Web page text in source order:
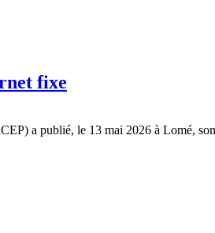
fixe
a publié, le 13 mai 2026 à Lomé,